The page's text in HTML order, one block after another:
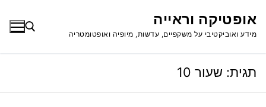
לתוכןאופטיקה וראייה
מידע ואוביקטיבי על משקפיים, עדשות, מיופיה ואופטומטריה
תגית: שעור 10